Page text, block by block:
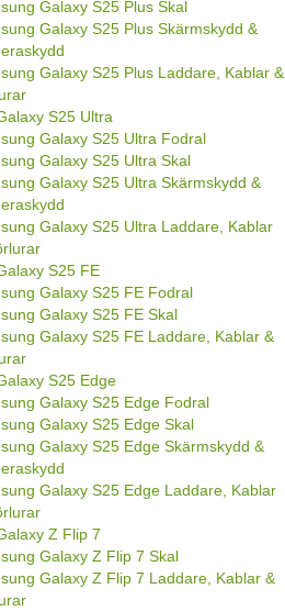
Galaxy S25 Plus Skal
Galaxy S25 Plus Skärmskydd &
Galaxy S25 Plus Laddare, Kablar &
S25 Ultra
Galaxy S25 Ultra Fodral
Galaxy S25 Ultra Skal
Galaxy S25 Ultra Skärmskydd &
Galaxy S25 Ultra Laddare, Kablar
S25 FE
Galaxy S25 FE Fodral
Galaxy S25 FE Skal
Galaxy S25 FE Laddare, Kablar &
S25 Edge
Galaxy S25 Edge Fodral
Galaxy S25 Edge Skal
Galaxy S25 Edge Skärmskydd &
Galaxy S25 Edge Laddare, Kablar
Z Flip 7
Galaxy Z Flip 7 Skal
Galaxy Z Flip 7 Laddare, Kablar &